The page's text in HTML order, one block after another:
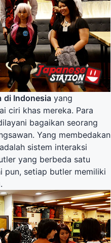
di Indonesia yang
ciri khas mereka. Para
bagaikan seorang
Yang membedakan
sistem interaksi
yang berbeda satu
pun, setiap butler memiliki